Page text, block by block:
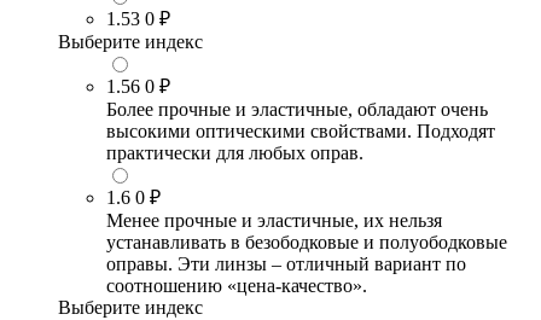
1.53 0 ₽
Выберите индекс
1.56 0 ₽
Более прочные и эластичные, обладают очень
высокими оптическими свойствами. Подходят
практически для любых оправ.
1.6 0 ₽
Менее прочные и эластичные, их нельзя
устанавливать в безободковые и полуободковые
оправы. Эти линзы – отличный вариант по
соотношению «цена-качество».
Выберите индекс